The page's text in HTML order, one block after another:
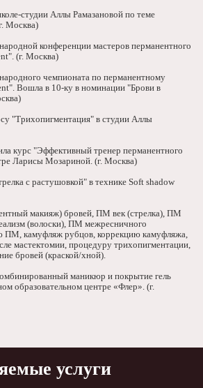
студии Аллы Рамазановой по теме
Москва)
конференции мастеров перманентного
(г. Москва)
чемпионата по перманентному
Вошла в 10-ку в номинации "Брови в
"Трихопигментация" в студии Аллы
курс "Эффективный тренер перманентного
Ларисы Мозариной. (г. Москва)
с растушовкой" в технике Soft shadow
макияж) бровей, ПМ век (стрелка), ПМ
(волоски), ПМ межресничного
ПМ, камуфляж рубцов, коррекцию камуфляжа,
мастектомии, процедуру трихопигментации,
бровей (краской/хной).
маникюр и покрытие гель
образовательном центре «Флер». (г.
услуги